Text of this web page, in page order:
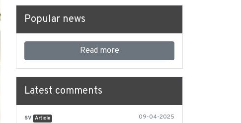
Popular news
Read more
Latest comments
09-04-2025
sv Article